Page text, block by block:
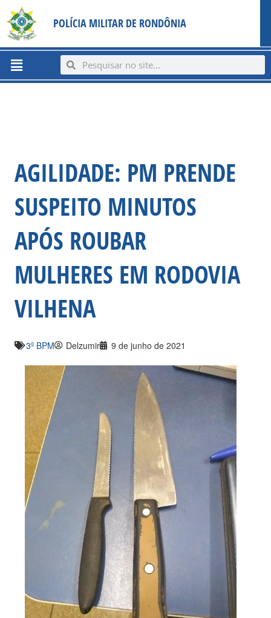
content
para
conteúdo
POLÍCIA MILITAR DE RONDÔNIA
Menu SearchSearch
AGILIDADE: PM PRENDE
SUSPEITO MINUTOS
APÓS ROUBAR
MULHERES EM RODOVIA
VILHENA
3º BPM Delzumir 9 de junho de 2021